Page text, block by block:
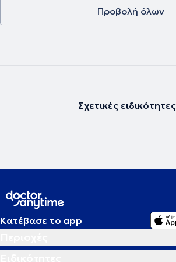
Προβολή όλων
Σχετικές ειδικότητες
Κατέβασε το app